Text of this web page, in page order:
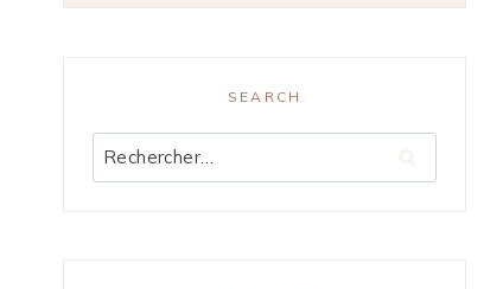
SEARCH
Rechercher :